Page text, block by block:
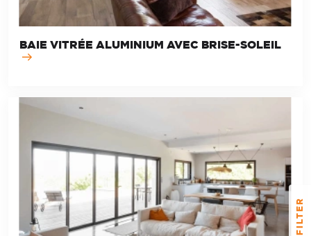
BAIE VITRÉE ALUMINIUM AVEC BRISE-SOLEIL
FILTER